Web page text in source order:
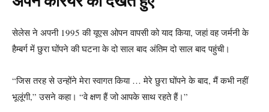
सेलेस ने अपनी 1995 की यूएस ओपन वापसी को याद किया, जहां वह जर्मनी के
हैम्बर्ग में छुरा घोंपने की घटना के दो साल बाद अंतिम दो साल बाद पहुंची।
“जिस तरह से उन्होंने मेरा स्वागत किया … मेरे छुरा घोंपने के बाद, मैं कभी नहीं
भूलूंगी,” उसने कहा। “वे क्षण हैं जो आपके साथ रहते हैं।”